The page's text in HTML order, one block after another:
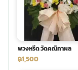
พวงหรีด วัดคณิกาผล
฿1,500